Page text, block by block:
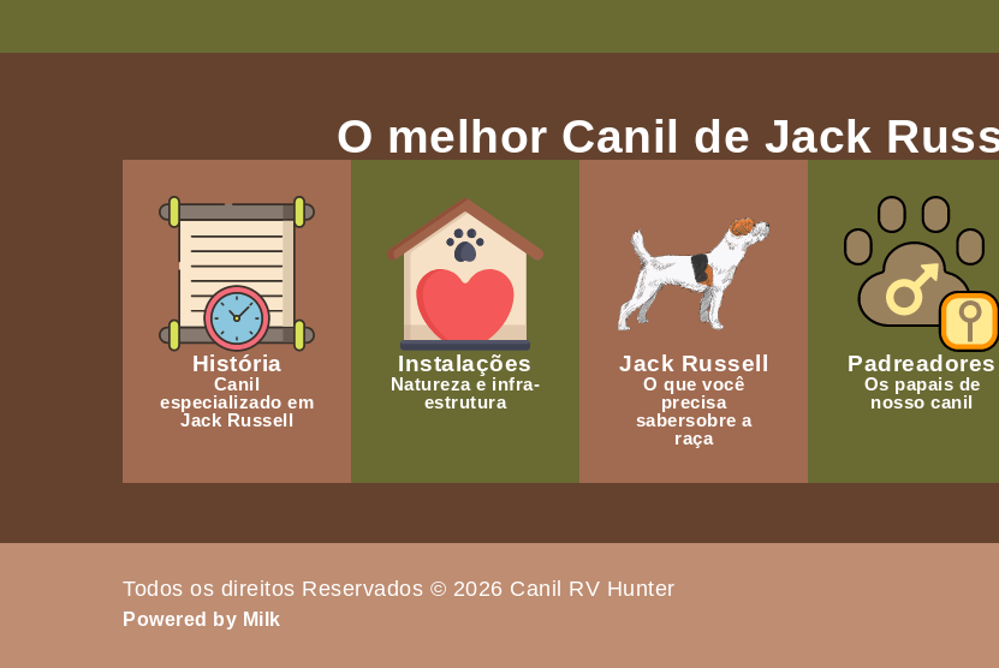
O melhor Canil de Jack
História
Canil
especializado em
Jack Russell
Instalações
Natureza e infra-
estrutura
Jack Russell
O que você
precisa
sabersobre a
raça
Padreadores
Os papais de
nosso canil
Todos os direitos Reservados © 2026 Canil RV Hunter
Powered by Milk